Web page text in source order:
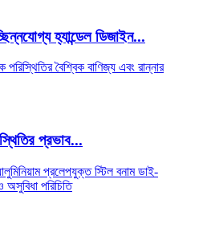
হ্যান্ডেল ডিজাইন...
প্রভাব...